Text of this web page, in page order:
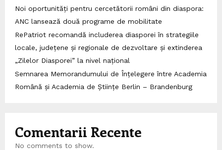
Noi oportunități pentru cercetătorii români din diaspora:
ANC lansează două programe de mobilitate
RePatriot recomandă includerea diasporei în strategiile
locale, județene și regionale de dezvoltare și extinderea
„Zilelor Diasporei” la nivel național
Semnarea Memorandumului de Înțelegere între Academia
Română și Academia de Științe Berlin – Brandenburg
Comentarii Recente
No comments to show.